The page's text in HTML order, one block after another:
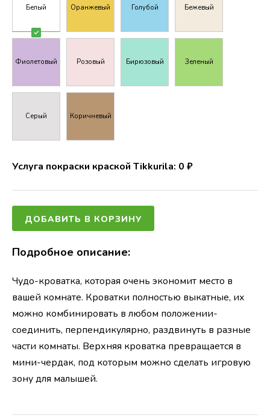
Белый Оранжевый Голубой Бежевый
Фиолетовый Розовый Бирюзовый Зеленый
Серый Коричневый
Услуга покраски краской Tikkurila: 0 ₽
ДОБАВИТЬ В КОРЗИНУ
Подробное описание:
Чудо-кроватка, которая очень экономит место в
вашей комнате. Кроватки полностью выкатные, их
можно комбинировать в любом положении-
соединить, перпендикулярно, раздвинуть в разные
части комнаты. Верхняя кроватка превращается в
мини-чердак, под которым можно сделать игровую
зону для малышей.